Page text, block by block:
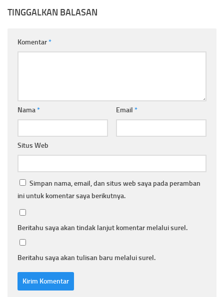
TINGGALKAN BALASAN
Komentar*
Nama* Email *
Situs Web
Simpan nama, email, dan situs web saya pada peramban
ini untuk komentar saya berikutnya.
Beritahu saya akan tindak lanjut komentar melalui surel.
Beritahu saya akan tulisan baru melalui surel.